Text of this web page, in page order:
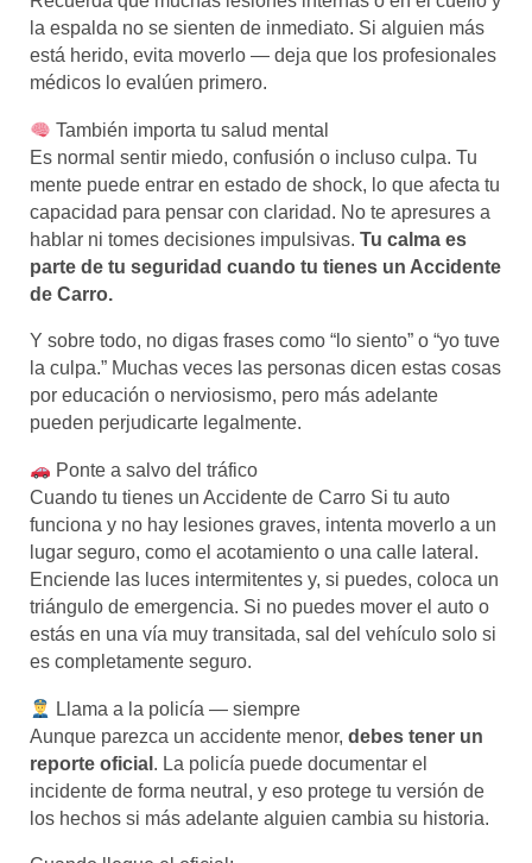
la espalda no se sienten de inmediato. Si alguien más
está herido, evita moverlo — deja que los profesionales
médicos lo evalúen primero.
También importa tu salud mental
Es normal sentir miedo, confusión o incluso culpa. Tu
mente puede entrar en estado de shock, lo que afecta tu
capacidad para pensar con claridad. No te apresures a
hablar ni tomes decisiones impulsivas. Tu calma es
parte de tu seguridad cuando tu tienes un Accidente
de Carro.
Y sobre todo, no digas frases como “lo siento” o “yo tuve
la culpa.” Muchas veces las personas dicen estas cosas
por educación o nerviosismo, pero más adelante
pueden perjudicarte legalmente.
Ponte a salvo del tráfico
Cuando tu tienes un Accidente de Carro Si tu auto
funciona y no hay lesiones graves, intenta moverlo a un
lugar seguro, como el acotamiento o una calle lateral.
Enciende las luces intermitentes y, si puedes, coloca un
triángulo de emergencia. Si no puedes mover el auto o
estás en una vía muy transitada, sal del vehículo solo si
es completamente seguro.
Llama a la policía — siempre
Aunque parezca un accidente menor, debes tener un
reporte oficial . La policía puede documentar el
incidente de forma neutral, y eso protege tu versión de
los hechos si más adelante alguien cambia su historia.